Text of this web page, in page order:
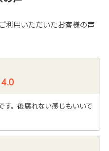
利用いただいたお客様の声
4.0
す。後腐れない感じもいいで